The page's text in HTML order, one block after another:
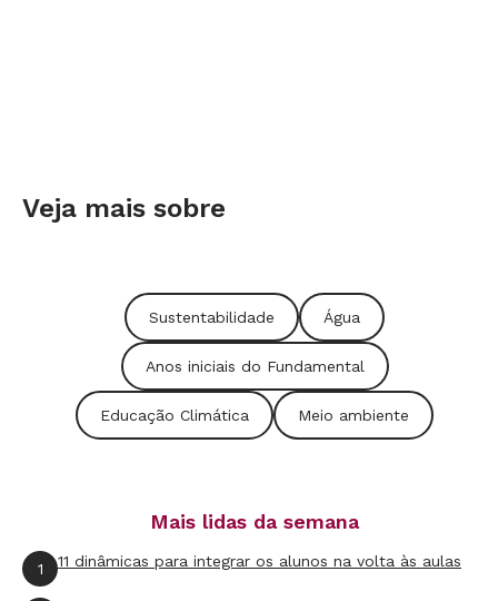
Veja mais sobre
Sustentabilidade Água
Anos iniciais do Fundamental
Educação Climática Meio ambiente
Mais lidas da semana
1 11 dinâmicas para integrar os alunos na volta às aulas